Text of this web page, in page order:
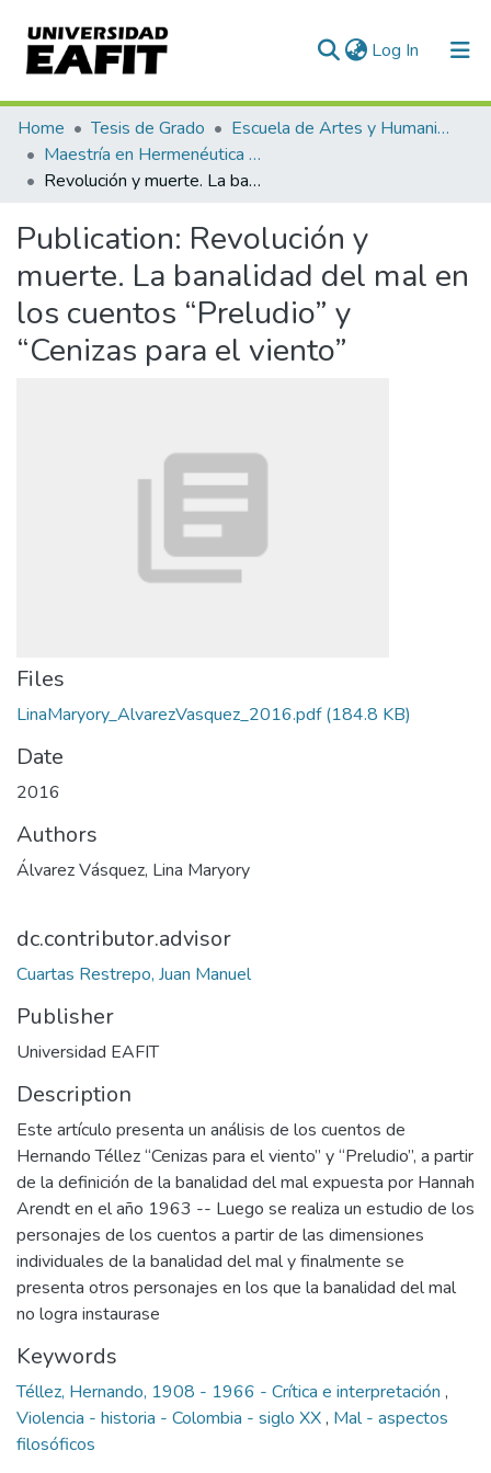
Log In (current)
Communities & Collections
All of DSpace
Home Tesis de Grado
Escuela de Artes y Humanidades
Maestría en Hermenéutica Literaria (tesis)
Revolución y muerte. La banalidad del mal en los cuentos “Preludio” y “Cenizas para el viento”
Publication: Revolución y
muerte. La banalidad del mal en
los cuentos “Preludio” y
“Cenizas para el viento”
Files
LinaMaryory_AlvarezVasquez_2016.pdf(184.8 KB)
Date
2016
Authors
Álvarez Vásquez, Lina Maryory
dc.contributor.advisor
Cuartas Restrepo, Juan Manuel
Publisher
Universidad EAFIT
Description
Este artículo presenta un análisis de los cuentos de
Hernando Téllez “Cenizas para el viento” y “Preludio”, a partir
de la definición de la banalidad del mal expuesta por Hannah
Arendt en el año 1963 -- Luego se realiza un estudio de los
personajes de los cuentos a partir de las dimensiones
individuales de la banalidad del mal y finalmente se
presenta otros personajes en los que la banalidad del mal
no logra instaurase
Keywords
Téllez, Hernando, 1908 - 1966 - Crítica e interpretación ,
Violencia - historia - Colombia - siglo XX, Mal - aspectos
filosóficos